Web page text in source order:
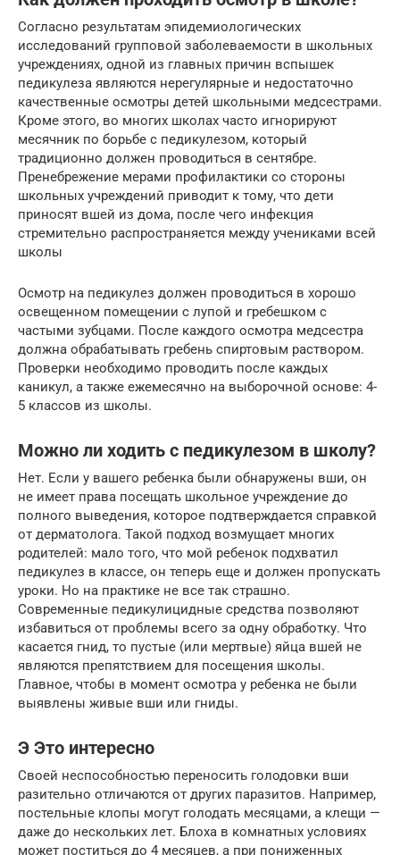
Согласно результатам эпидемиологических
исследований групповой заболеваемости в школьных
учреждениях, одной из главных причин вспышек
педикулеза являются нерегулярные и недостаточно
качественные осмотры детей школьными медсестрами.
Кроме этого, во многих школах часто игнорируют
месячник по борьбе с педикулезом, который
традиционно должен проводиться в сентябре.
Пренебрежение мерами профилактики со стороны
школьных учреждений приводит к тому, что дети
приносят вшей из дома, после чего инфекция
стремительно распространяется между учениками всей
школы
Осмотр на педикулез должен проводиться в хорошо
освещенном помещении с лупой и гребешком с
частыми зубцами. После каждого осмотра медсестра
должна обрабатывать гребень спиртовым раствором.
Проверки необходимо проводить после каждых
каникул, а также ежемесячно на выборочной основе: 4-
5 классов из школы.
Можно ли ходить с педикулезом в школу?
Нет. Если у вашего ребенка были обнаружены вши, он
не имеет права посещать школьное учреждение до
полного выведения, которое подтверждается справкой
от дерматолога. Такой подход возмущает многих
родителей: мало того, что мой ребенок подхватил
педикулез в классе, он теперь еще и должен пропускать
уроки. Но на практике не все так страшно.
Современные педикулицидные средства позволяют
избавиться от проблемы всего за одну обработку. Что
касается гнид, то пустые (или мертвые) яйца вшей не
являются препятствием для посещения школы.
Главное, чтобы в момент осмотра у ребенка не были
выявлены живые вши или гниды.
Э Это интересно
Своей неспособностью переносить голодовки вши
разительно отличаются от других паразитов. Например,
постельные клопы могут голодать месяцами, а клещи —
даже до нескольких лет. Блоха в комнатных условиях
может поститься до 4 месяцев, а при пониженных